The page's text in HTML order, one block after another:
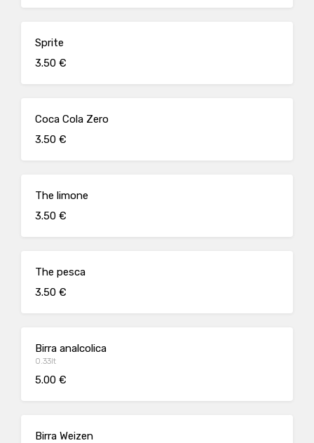
Sprite
3.50 €
Coca Cola Zero
3.50 €
The limone
3.50 €
The pesca
3.50 €
Birra analcolica
0.33lt
5.00 €
Birra Weizen